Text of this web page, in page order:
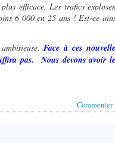
efficace. Les trafics
6 000 en 25 ans ! Est-ce
Face à ces
pas.Nous devons avoir
Commenter